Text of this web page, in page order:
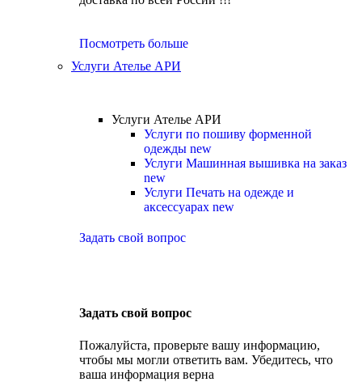
Посмотреть больше
Услуги Ателье АРИ
Услуги Ателье АРИ
Услуги по пошиву форменной
одежды new
Услуги Машинная вышивка на заказ
new
Услуги Печать на одежде и
аксессуарах new
Задать свой вопрос
Задать свой вопрос
Пожалуйста, проверьте вашу информацию,
чтобы мы могли ответить вам. Убедитесь, что
ваша информация верна